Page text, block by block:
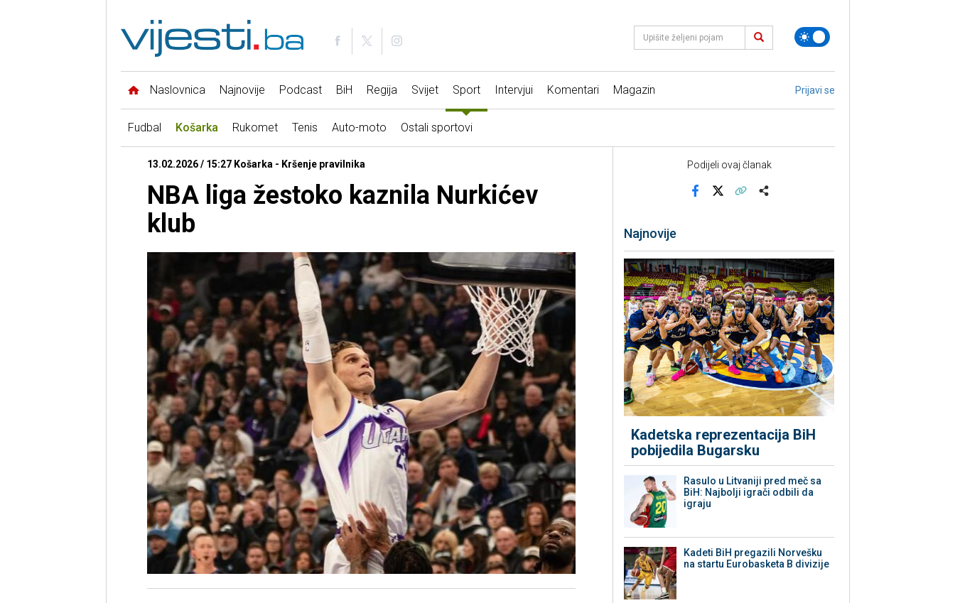
Naslovnica Najnovije Podcast BiH Regija Svijet Sport Intervjui Komentari Magazin Prijavi se
Fudbal Košarka Rukomet Tenis Auto-moto Ostali sportovi
13.02.2026 / 15:27 Košarka - Kršenje pravilnika
NBA liga žestoko kaznila Nurkićev
klub
Podijeli ovaj članak
Najnovije
Kadetska reprezentacija BiH
pobijedila Bugarsku
Rasulo u Litvaniji pred meč sa
BiH: Najbolji igrači odbili da
igraju
Kadeti BiH pregazili Norvešku
na startu Eurobasketa B divizije